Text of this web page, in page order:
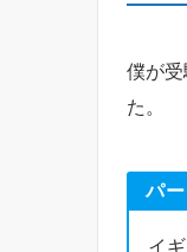
僕が
た。
パ
イ